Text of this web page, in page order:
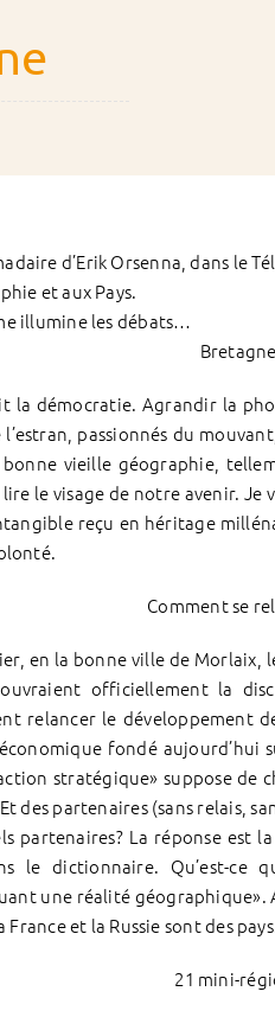
d’Erik Orsenna, dans le
et aux Pays.
illumine les débats…
Bretagne
la démocratie. Agrandir la
passionnés du
vieille géographie,
le visage de notre avenir. Je
reçu en héritage
Comment se
en la bonne ville de Morlaix,
officiellement la
relancer le développement
fondé aujourd’hui
stratégique» suppose de
des partenaires (sans relais,
partenaires? La réponse est
le dictionnaire. Qu’est-
une réalité géographique».
et la Russie sont des
21 mini-